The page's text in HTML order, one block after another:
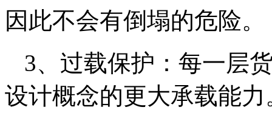
因此不会有倒塌的危险。
3、过载保护：每一层
设计概念的更大承载能力